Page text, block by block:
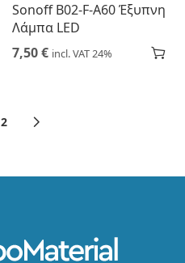
Sonoff B02-F-A60 Έξυπνη
Λάμπα LED
7,50€ incl. VAT 24%
2